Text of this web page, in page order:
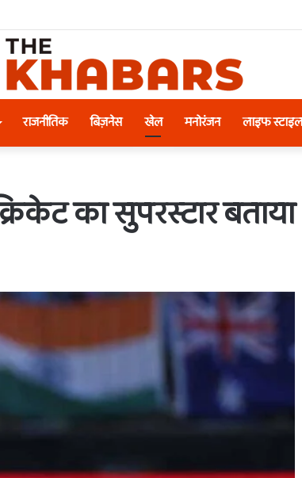
राजनीतिक बिज़नेस खेल मनोरंजन लाइफ स्टाइल
का सुपरस्टार बताया